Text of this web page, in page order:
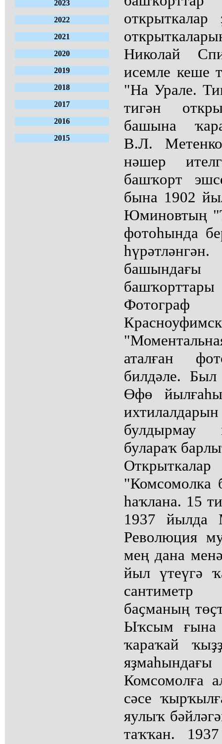
2023
2022
2021
2020
2019
2018
2017
2016
2015
Николай
исемле кеше
"На Урале.
тигән
башына
В.Л.
нәшер
башҡорт
бына 1902
Юминовтың
фотоһында
аталған
билдәле.
Өфө
булдырмау
булараҡ
"Комсомолка
һаҡлана. 15
1937 йылда
Революция
мең дана
йыл үтеүгә
баҫманың
Ыҡсым ғына
ҡараҡай
Комсомолға
сәсе
яулыҡ
таҡҡан.